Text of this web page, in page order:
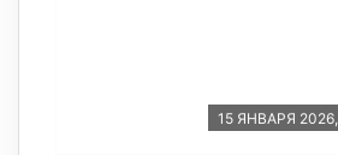
15 ЯНВАРЯ 2026,